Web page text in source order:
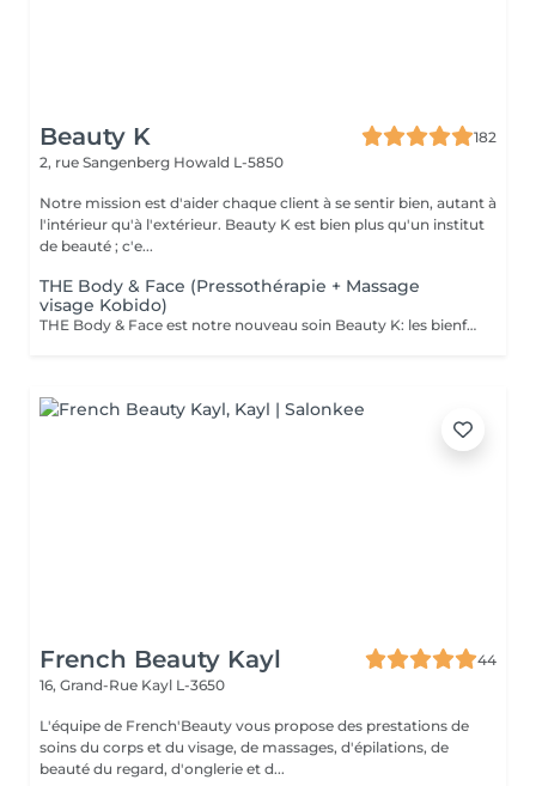
Beauty K
182
2, rue Sangenberg Howald L-5850
Notre mission est d'aider chaque client à se sentir bien, autant à
l'intérieur qu'à l'extérieur. Beauty K est bien plus qu'un institut
de beauté ; c'e...
THE Body & Face (Pressothérapie + Massage
visage Kobido)
THE Body & Face est notre nouveau soin Beauty K: les bienfaits de la Pressothérapie associé au massage japonais ancestrale: Le Soin Kobido Le soin Body & Face combine une session de Pressothérapie avec un Soin Kobido complet pour un traitement revitalisant et rajeunissant de la peau du visage et du corps. Ce soin d'une durée de 1 heure et 15 minutes est idéal pour ceux qui cherchent à détendre leur corps tout en bénéficiant d'un soin facial approfondi. Déroulement du Soin : 1. Pressothérapie (45minutes) : Commencez par une session relaxante de pressothérapie, qui aide à détendre les muscles, éliminer les toxines, activer le système lymphatique et la circulation sanguine. 2. Soin Kobido Nettoyage et Gommage : Un nettoyage profond suivi d'un gommage pour éliminer les cellules mortes et purifier la peau. Massage Kobido : Un massage facial traditionnel japonais qui stimule la circulation sanguine et lymphatique, tonifie les muscles faciaux, et offre un effet liftant naturel. Masque : Application d'un masque adapté à votre type de peau pour nourrir, hydrater et revitaliser. Bienfaits du Soin Body & Face : Relaxation Profonde : La pressothérapie détend le corps et apaise l'esprit, réduisant ainsi le stress et la fatigue. Effet Anti-Âge et Raffermissant : Le massage Kobido aide à réduire les signes de vieillissement, à raffermir la peau et à améliorer son élasticité. Ce soin est une excellente manière de combiner les bienfaits de la pressothérapie avec les techniques de soin facial avancées pour une expérience de beauté et de bien-être complète.
French Beauty Kayl
44
16, Grand-Rue Kayl L-3650
L'équipe de French'Beauty vous propose des prestations de
soins du corps et du visage, de massages, d'épilations, de
beauté du regard, d'onglerie et d...